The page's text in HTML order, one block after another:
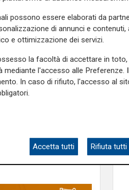
e accettazione e dei
preposto.
Liguria seguiteci sul
suFacebook.
possono essere elaborati da
di annunci e
e ottimizzazione dei servizi.
la facoltà di accettare in
mediante l'accesso alle
In caso di rifiuto, l'accesso al
Accetta tutti Rifiuta tutti